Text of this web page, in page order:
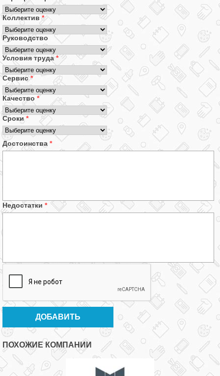
Коллектив*
Руководство
Условия труда*
Сервис*
Качество *
Сроки *
Достоинства *
Недостатки *
ПОХОЖИЕ КОМПАНИИ